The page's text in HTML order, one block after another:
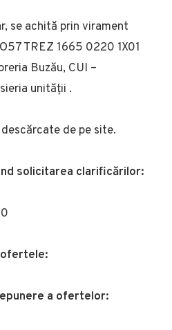
se achită prin virament
TREZ 1665 0220 1X01
Buzău, CUI –
unității .
de pe site.
solicitarea clarificărilor:
a ofertelor: